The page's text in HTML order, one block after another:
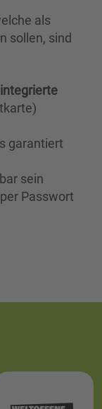
als
sollen, sind
integrierte
garantiert
sein
Passwort